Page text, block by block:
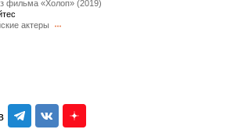
фильма «Холоп» (2019)
актеры